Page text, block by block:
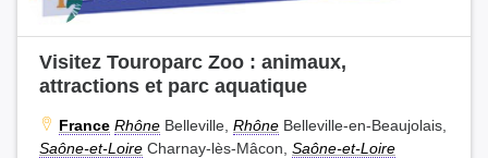
Visitez Touroparc Zoo : animaux,
attractions et parc aquatique
France Rhône Belleville, Rhône Belleville-en-Beaujolais,
Saône-et-Loire Charnay-lès-Mâcon, Saône-et-Loire